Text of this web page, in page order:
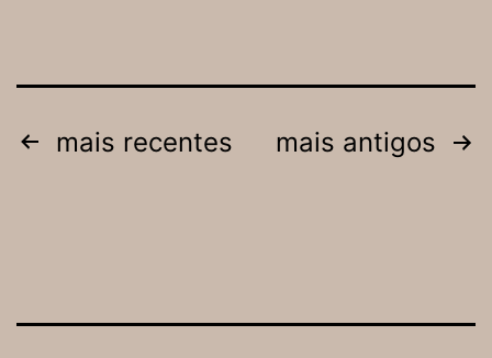
Paginação
mais recentes mais antigos